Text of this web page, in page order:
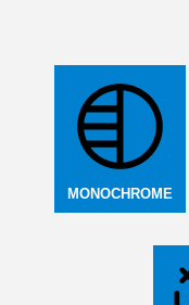
MONOCHROME